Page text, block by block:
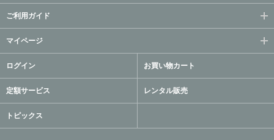
ご利用ガイド
マイページ
ログイン お買い物カート
定額サービス レンタル販売
トピックス